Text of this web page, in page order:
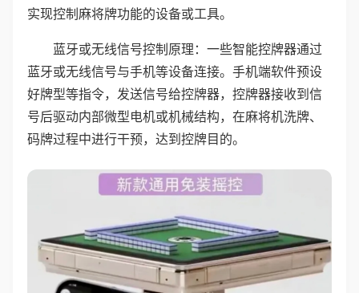
实现控制麻将牌功能的设备或工具。
蓝牙或无线信号控制原理：一些智能控牌器通过
蓝牙或无线信号与手机等设备连接。手机端软件预设
好牌型等指令，发送信号给控牌器，控牌器接收到信
号后驱动内部微型电机或机械结构，在麻将机洗牌、
码牌过程中进行干预，达到控牌目的。